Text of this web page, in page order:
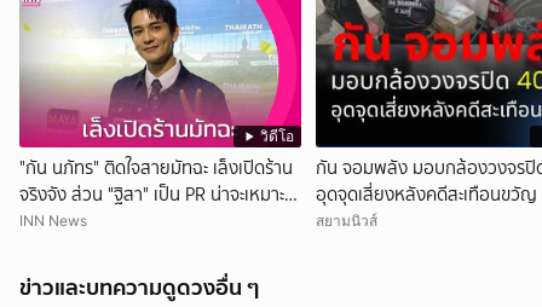
วิดีโอ
"กัน นภัทร" ติดใจสายมัทฉะ เล็งเปิดร้าน
จริงจัง ส่วน "ฐิสา" เป็น PR น่าจะเหมาะ
กว่า
INN News
กัน จอมพลัง มอบกล้องวงจรปิ
อุดจุดเสี่ยงหลังคดีสะเทือนขวัญ
สยามนิวส์
ข่าวและบทความดูดวงอื่น ๆ